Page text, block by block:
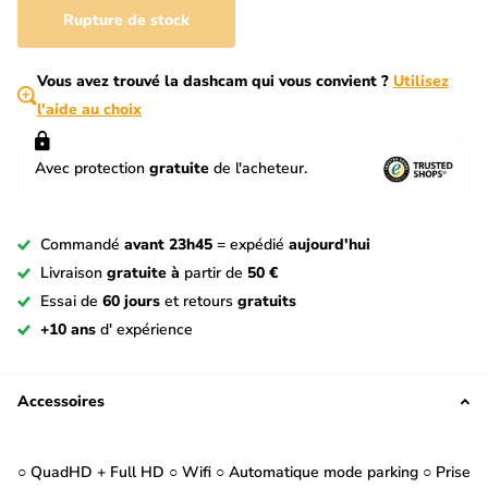
Rupture de stock
Vous avez trouvé la dashcam qui vous convient ? Utilisez
l'aide au choix
Avec protection gratuite de l'acheteur.
Commandé avant 23h45 = expédié aujourd'hui
Livraison gratuite à partir de 50 €
Essai de 60 jours et retours gratuits
+10 ans d' expérience
Accessoires
○ QuadHD + Full HD ○ Wifi ○ Automatique mode parking ○ Prise